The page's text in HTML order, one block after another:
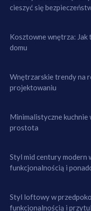
cieszyć się
Kosztowne wnętrza:
domu
Wnętrzarskie trendy na
projektowaniu
Minimalistyczne kuchnie
prostota
Styl mid century modern
funkcjonalnością i
Styl loftowy w
funkcjonalnością i